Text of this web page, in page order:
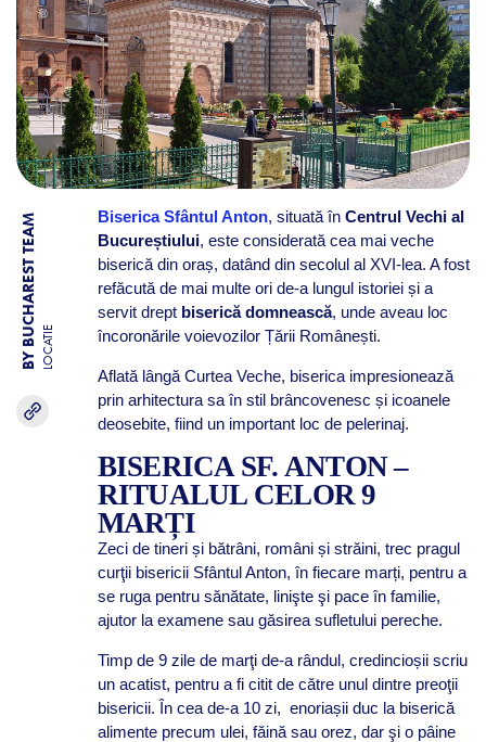
BY BUCHAREST TEAM LOCATIE
Biserica Sfântul Anton, situată în Centrul Vechi al
Bucureștiului, este considerată cea mai veche
biserică din oraș, datând din secolul al XVI-lea. A fost
refăcută de mai multe ori de-a lungul istoriei și a
servit drept biserică domnească, unde aveau loc
încoronările voievozilor Țării Românești.
Aflată lângă Curtea Veche, biserica impresionează
prin arhitectura sa în stil brâncovenesc și icoanele
deosebite, fiind un important loc de pelerinaj.
BISERICA SF. ANTON –
RITUALUL CELOR 9
MARȚI
Zeci de tineri și bătrâni, români și străini, trec pragul
curţii bisericii Sfântul Anton, în fiecare marți, pentru a
se ruga pentru sănătate, linişte şi pace în familie,
ajutor la examene sau găsirea sufletului pereche.
Timp de 9 zile de marţi de-a rândul, credincioșii scriu
un acatist, pentru a fi citit de către unul dintre preoţii
bisericii. În cea de-a 10 zi, enoriașii duc la biserică
alimente precum ulei, făină sau orez, dar şi o pâine